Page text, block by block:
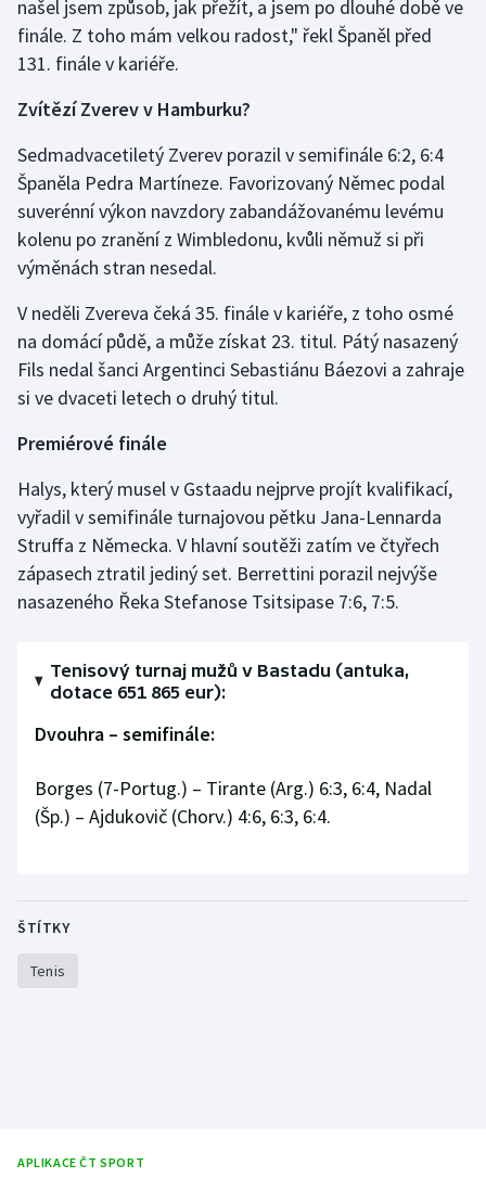
Stolní tenis
Triatlon
Veslování
Vodní slalom
Volejbal
Ostatní
našel jsem způsob, jak přežít, a jsem po dlouhé době ve
finále. Z toho mám velkou radost," řekl Španěl před
131. finále v kariéře.
Zvítězí Zverev v Hamburku?
Sedmadvacetiletý Zverev porazil v semifinále 6:2, 6:4
Španěla Pedra Martíneze. Favorizovaný Němec podal
suverénní výkon navzdory zabandážovanému levému
kolenu po zranění z Wimbledonu, kvůli němuž si při
výměnách stran nesedal.
V neděli Zvereva čeká 35. finále v kariéře, z toho osmé
na domácí půdě, a může získat 23. titul. Pátý nasazený
Fils nedal šanci Argentinci Sebastiánu Báezovi a zahraje
si ve dvaceti letech o druhý titul.
Premiérové finále
Halys, který musel v Gstaadu nejprve projít kvalifikací,
vyřadil v semifinále turnajovou pětku Jana-Lennarda
Struffa z Německa. V hlavní soutěži zatím ve čtyřech
zápasech ztratil jediný set. Berrettini porazil nejvýše
nasazeného Řeka Stefanose Tsitsipase 7:6, 7:5.
Tenisový turnaj mužů v Bastadu (antuka,
dotace 651 865 eur):
Dvouhra – semifinále:
Borges (7-Portug.) – Tirante (Arg.) 6:3, 6:4, Nadal
(Šp.) – Ajdukovič (Chorv.) 4:6, 6:3, 6:4.
ŠTÍTKY
Tenis
APLIKACE ČT SPORT